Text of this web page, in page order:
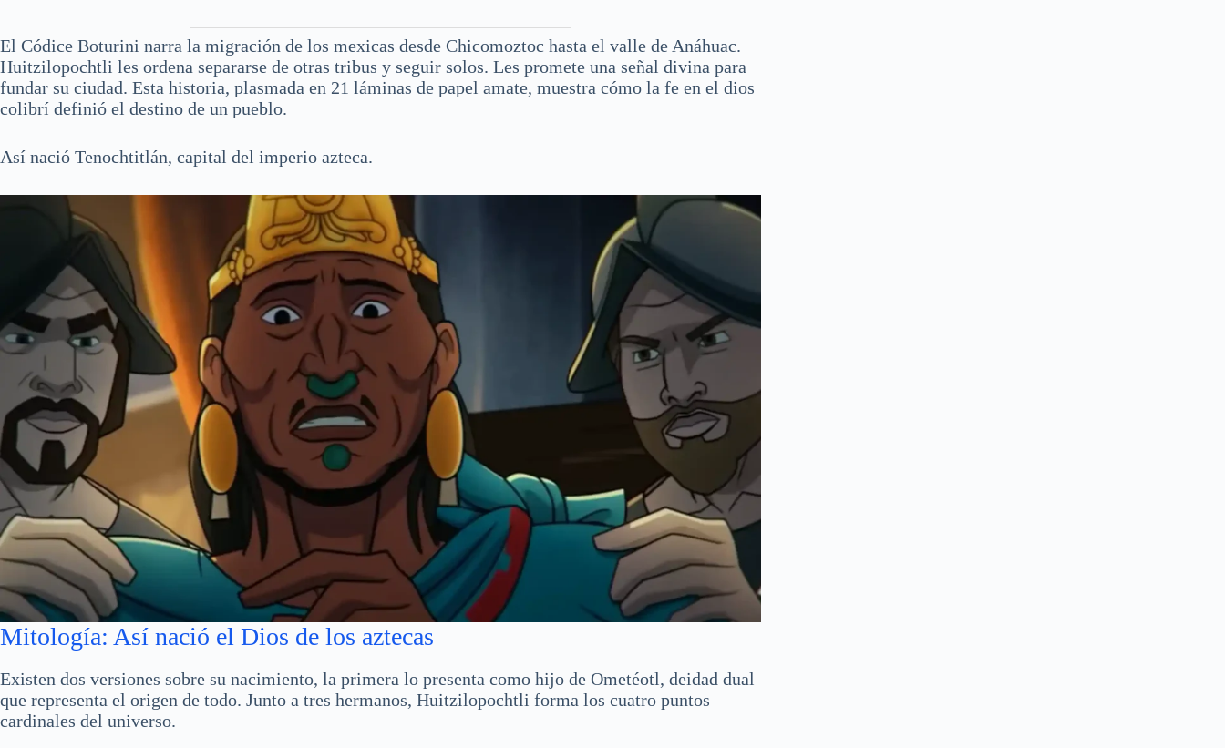
El Códice Boturini narra la migración de los mexicas desde Chicomoztoc hasta el valle de Anáhuac.
Huitzilopochtli les ordena separarse de otras tribus y seguir solos. Les promete una señal divina para
fundar su ciudad. Esta historia, plasmada en 21 láminas de papel amate, muestra cómo la fe en el dios
colibrí definió el destino de un pueblo.
Así nació Tenochtitlán, capital del imperio azteca.
Mitología: Así nació el Dios de los aztecas
Existen dos versiones sobre su nacimiento, la primera lo presenta como hijo de Ometéotl, deidad dual
que representa el origen de todo. Junto a tres hermanos, Huitzilopochtli forma los cuatro puntos
cardinales del universo.